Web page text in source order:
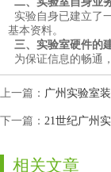
实验自身已建立了一
基本资料。
三、实验室硬件的
为保证信息的畅通
上一篇： 广州实验室
下一篇： 21世纪广州
相关文章